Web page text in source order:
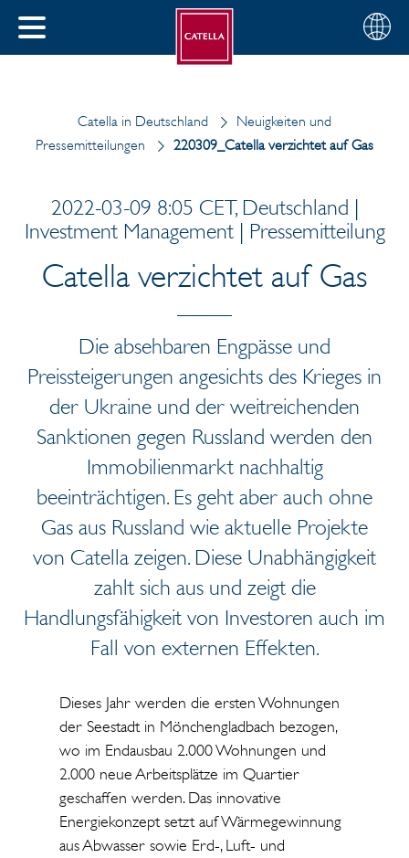
SCHLIESSEN
Wählen
Sie
Deutsch
Catella in Deutschland
Neuigkeiten und
Pressemitteilungen
220309_Catella verzichtet auf Gas
2022-03-09 8:05 CET, Deutschland |
Investment Management | Pressemitteilung
Catella verzichtet auf Gas
Die absehbaren Engpässe und
Preissteigerungen angesichts des Krieges in
der Ukraine und der weitreichenden
Sanktionen gegen Russland werden den
Immobilienmarkt nachhaltig
beeinträchtigen. Es geht aber auch ohne
Gas aus Russland wie aktuelle Projekte
von Catella zeigen. Diese Unabhängigkeit
zahlt sich aus und zeigt die
Handlungsfähigkeit von Investoren auch im
Fall von externen Effekten.
Dieses Jahr werden die ersten Wohnungen
der Seestadt in Mönchengladbach bezogen,
wo im Endausbau 2.000 Wohnungen und
2.000 neue Arbeitsplätze im Quartier
geschaffen werden. Das innovative
Energiekonzept setzt auf Wärmegewinnung
aus Abwasser sowie Erd-, Luft- und